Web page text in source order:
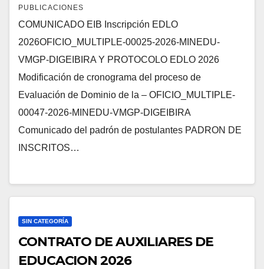
PUBLICACIONES
COMUNICADO EIB Inscripción EDLO
2026OFICIO_MULTIPLE-00025-2026-MINEDU-
VMGP-DIGEIBIRA Y PROTOCOLO EDLO 2026
Modificación de cronograma del proceso de
Evaluación de Dominio de la – OFICIO_MULTIPLE-
00047-2026-MINEDU-VMGP-DIGEIBIRA
Comunicado del padrón de postulantes PADRON DE
INSCRITOS…
SIN CATEGORÍA
CONTRATO DE AUXILIARES DE
EDUCACION 2026